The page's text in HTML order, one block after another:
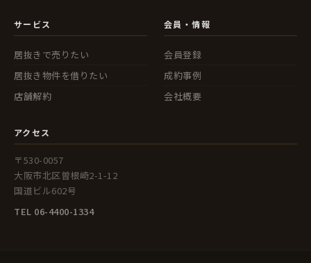
サービス
居抜きで売りたい
居抜き物件を借りたい
店舗解約
会員・情報
会員登録
成約事例
会社概要
アクセス
〒530-0057
大阪市北区曽根崎2-1-12
国道ビル602号
TEL 06-4400-1334